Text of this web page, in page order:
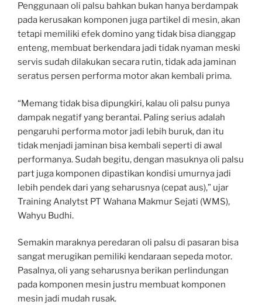
Penggunaan oli palsu bahkan bukan hanya berdampak
pada kerusakan komponen juga partikel di mesin, akan
tetapi memiliki efek domino yang tidak bisa dianggap
enteng, membuat berkendara jadi tidak nyaman meski
servis sudah dilakukan secara rutin, tidak ada jaminan
seratus persen performa motor akan kembali prima.
“Memang tidak bisa dipungkiri, kalau oli palsu punya
dampak negatif yang berantai. Paling serius adalah
pengaruhi performa motor jadi lebih buruk, dan itu
tidak menjadi jaminan bisa kembali seperti di awal
performanya. Sudah begitu, dengan masuknya oli palsu
part juga komponen dipastikan kondisi umurnya jadi
lebih pendek dari yang seharusnya (cepat aus),” ujar
Training Analytst PT Wahana Makmur Sejati (WMS),
Wahyu Budhi.
Semakin maraknya peredaran oli palsu di pasaran bisa
sangat merugikan pemiliki kendaraan sepeda motor.
Pasalnya, oli yang seharusnya berikan perlindungan
pada komponen mesin justru membuat komponen
mesin jadi mudah rusak.